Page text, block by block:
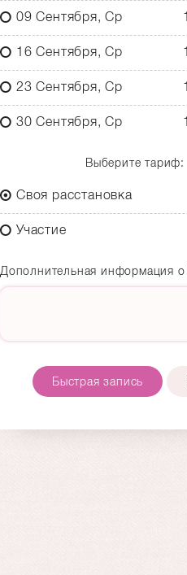
09 Сентября, Ср
16 Сентября, Ср
23 Сентября, Ср
30 Сентября, Ср
Выберите тариф:
Своя расстановка
Участие
Дополнительная информация о
Быстрая запись